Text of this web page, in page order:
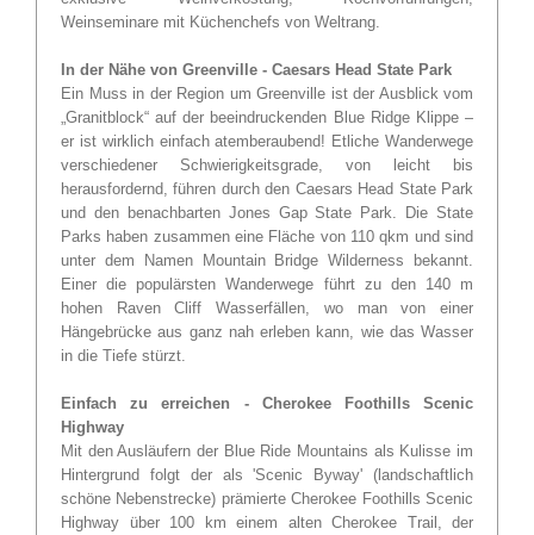
Weinseminare mit Küchenchefs von Weltrang.
In der Nähe von Greenville - Caesars Head State Park
Ein Muss in der Region um Greenville ist der Ausblick vom
„Granitblock“ auf der beeindruckenden Blue Ridge Klippe –
er ist wirklich einfach atemberaubend! Etliche Wanderwege
verschiedener Schwierigkeitsgrade, von leicht bis
herausfordernd, führen durch den Caesars Head State Park
und den benachbarten Jones Gap State Park. Die State
Parks haben zusammen eine Fläche von 110 qkm und sind
unter dem Namen Mountain Bridge Wilderness bekannt.
Einer die populärsten Wanderwege führt zu den 140 m
hohen Raven Cliff Wasserfällen, wo man von einer
Hängebrücke aus ganz nah erleben kann, wie das Wasser
in die Tiefe stürzt.
Einfach zu erreichen - Cherokee Foothills Scenic
Highway
Mit den Ausläufern der Blue Ride Mountains als Kulisse im
Hintergrund folgt der als 'Scenic Byway' (landschaftlich
schöne Nebenstrecke) prämierte Cherokee Foothills Scenic
Highway über 100 km einem alten Cherokee Trail, der